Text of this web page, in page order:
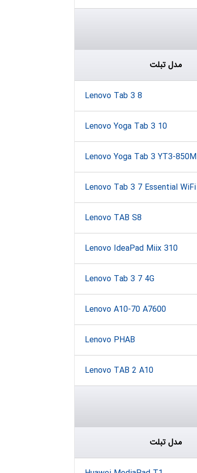
مدل تبلت
Lenovo Tab 3 8
Lenovo Yoga Tab 3 10
Lenovo Yoga Tab 3 YT3-850M
Lenovo Tab 3 7 Essential WiFi
Lenovo TAB S8
Lenovo IdeaPad Miix 310
Lenovo Tab 3 7 4G
Lenovo A10-70 A7600
Lenovo PHAB
Lenovo TAB 2 A10
مدل تبلت